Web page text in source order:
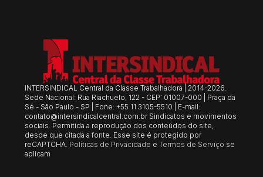
INTERSINDICAL Central da Classe Trabalhadora | 2014-2026.
Sede Nacional: Rua Riachuelo, 122 - CEP: 01007-000 | Praça da
Sé - São Paulo - SP | Fone: +55 11 3105-5510 | E-mail:
contato@intersindicalcentral.com.br Sindicatos e movimentos
sociais. Permitida a reprodução dos conteúdos do site,
desde que citada a fonte. Esse site é protegido por
reCAPTCHA. Políticas de Privacidade eTermos de Serviço se
aplicam